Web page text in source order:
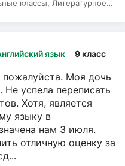
классы, Литературное
язык 9 класс
пожалуйста. Моя дочь
Не успела переписать
Хотя, является
языку в
нам 3 июля.
отличную оценку за